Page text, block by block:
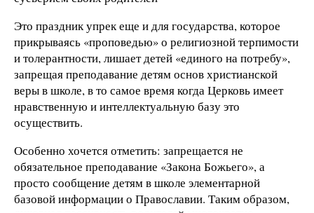
Это праздник упрек еще и для государства, которое
прикрываясь «проповедью» о религиозной терпимости
и толерантности, лишает детей «единого на потребу»,
запрещая преподавание детям основ христианской
веры в школе, в то самое время когда Церковь имеет
нравственную и интеллектуальную базу это
осуществить.
Особенно хочется отметить: запрещается не
обязательное преподавание «Закона Божьего», а
просто сообщение детям в школе элементарной
базовой информации о Православии. Таким образом,